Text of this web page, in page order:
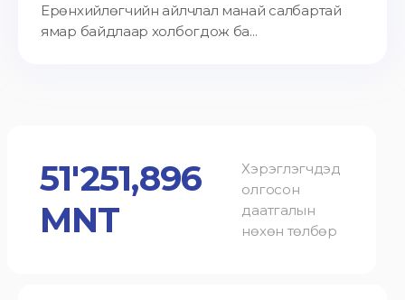
Ерөнхийлөгчийн айлчлал манай салбартай
ямар байдлаар холбогдож ба...
51'251,896
MNT
Хэрэглэгчдэд
олгосон
даатгалын
нөхөн төлбөр